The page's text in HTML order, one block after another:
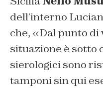
dell’interno
che, «Dal punto
situazione è sotto
sierologici sono
tamponi sin qui